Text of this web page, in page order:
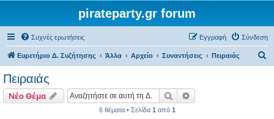
pirateparty.gr forum
Συχνές ερωτήσεις Σύνδεση
Εγγραφή
Ευρετήριο Δ. Συζήτησης Άλλα Αρχείο Συναντήσεις Πειραιάς
Πειραιάς
Νέο Θέμα Αναζήτηση
6 θέματα • Σελίδα 1 από 1